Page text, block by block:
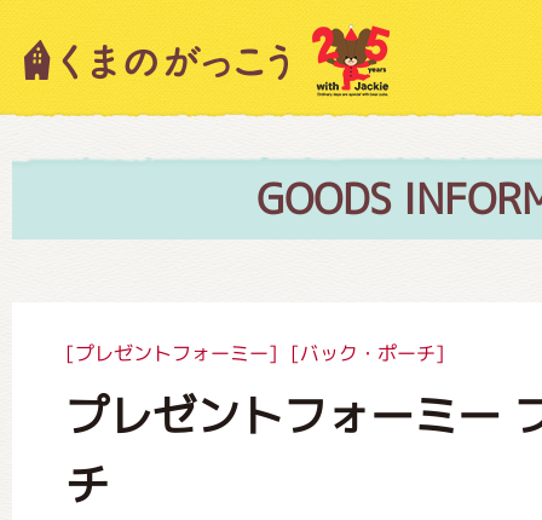
GOODS
[プレゼントフォーミー] [バック・ポーチ]
プレゼントフォーミー
チ
キャラクター紹介
絵本・作家紹介